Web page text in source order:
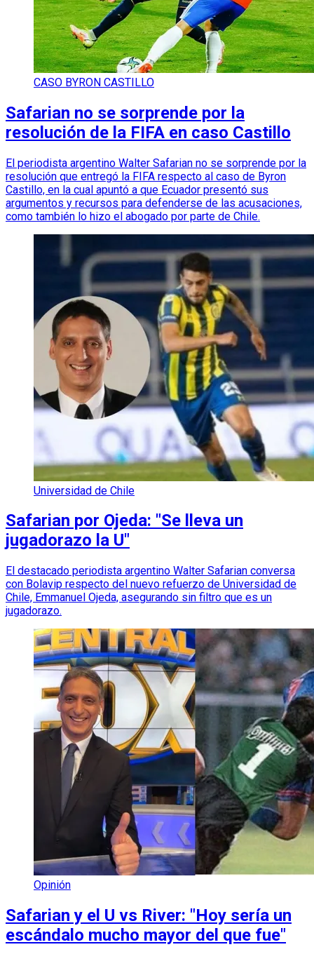
CASO BYRON CASTILLO
Safarian no se sorprende por la
resolución de la FIFA en caso Castillo
El periodista argentino Walter Safarian no se sorprende por la
resolución que entregó la FIFA respecto al caso de Byron
Castillo, en la cual apuntó a que Ecuador presentó sus
argumentos y recursos para defenderse de las acusaciones,
como también lo hizo el abogado por parte de Chile.
Universidad de Chile
Safarian por Ojeda: "Se lleva un
jugadorazo la U"
El destacado periodista argentino Walter Safarian conversa
con Bolavip respecto del nuevo refuerzo de Universidad de
Chile, Emmanuel Ojeda, asegurando sin filtro que es un
jugadorazo.
Opinión
Safarian y el U vs River: "Hoy sería un
escándalo mucho mayor del que fue"